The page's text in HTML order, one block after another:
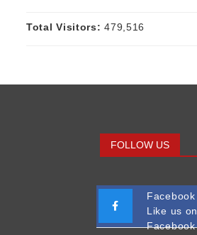
Total Visitors:479,516
FOLLOW US
Facebook
Like us on
Facebook